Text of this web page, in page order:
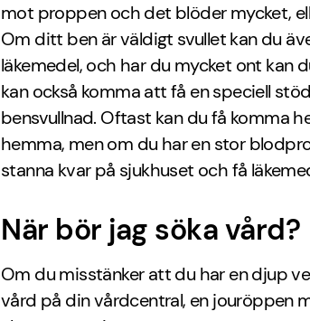
mot proppen och det blöder mycket,
Om ditt ben är väldigt svullet kan du
läkemedel, och har du mycket ont kan
kan också komma att få en speciell
bensvullnad. Oftast kan du få komma
hemma, men om du har en stor
stanna kvar på sjukhuset och få
När bör jag söka vård?
Om du misstänker att du har en djup
vård på din vårdcentral, en jouröppen